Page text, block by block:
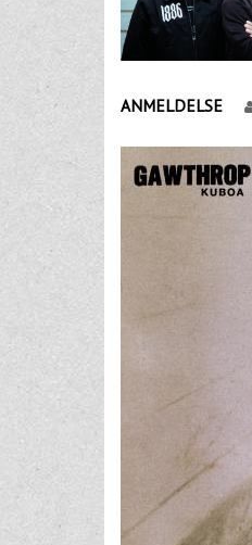
ANMELDELSE